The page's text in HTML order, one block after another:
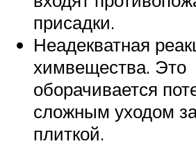
присадки.
Неадекватная
химвещества. Это
оборачивается
сложным уходом
плиткой.